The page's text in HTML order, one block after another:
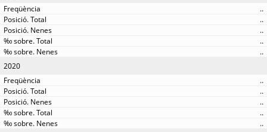
..
..
..
..
..
2020
..
..
..
..
..